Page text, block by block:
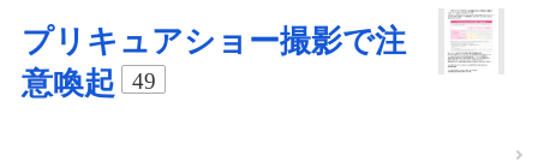
プリキュアショー撮影で注
意喚起
49